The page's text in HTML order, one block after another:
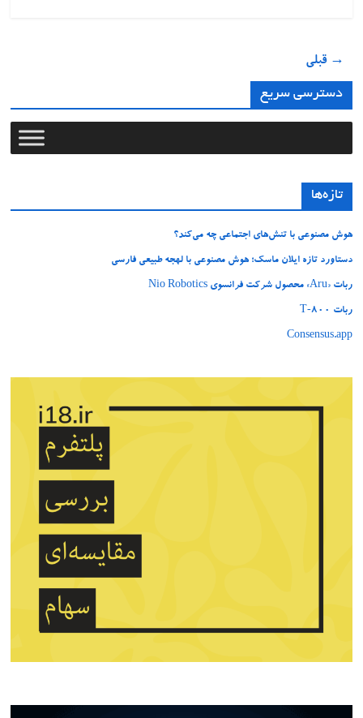
→ قبلی
دسترسی سریع
تازه‌ها
هوش مصنوعی با تنش‌های اجتماعی چه می‌کند؟
دستاورد تازه ایلان ماسک؛ هوش مصنوعی با لهجه طبیعی فارسی
ربات «Aru» محصول شرکت فرانسوی Nio Robotics
ربات T‑800
Consensus.app